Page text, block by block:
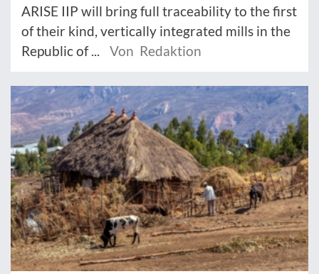
ARISE IIP will bring full traceability to the first
of their kind, vertically integrated mills in the
Republic of ...
Von Redaktion